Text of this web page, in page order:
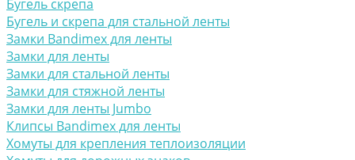
Бугель скрепа
Бугель и скрепа для стальной ленты
Замки Bandimex для ленты
Замки для ленты
Замки для стальной ленты
Замки для стяжной ленты
Замки для ленты Jumbo
Клипсы Bandimex для ленты
Хомуты для крепления теплоизоляции